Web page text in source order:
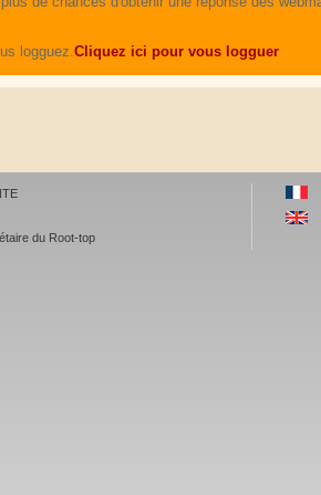
logguez. Cliquez ici pour vous logguer
du Root-top